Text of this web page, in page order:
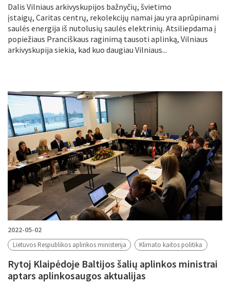
Dalis Vilniaus arkivyskupijos bažnyčių, švietimo
įstaigų, Caritas centrų, rekolekcijų namai jau yra aprūpinami
saulės energija iš nutolusių saulės elektrinių. Atsiliepdama į
popiežiaus Pranciškaus raginimą tausoti aplinką, Vilniaus
arkivyskupija siekia, kad kuo daugiau Vilniaus...
2022-05-02
Lietuvos Respublikos aplinkos ministerija Klimato kaitos politika
Rytoj Klaipėdoje Baltijos šalių aplinkos ministrai
aptars aplinkosaugos aktualijas